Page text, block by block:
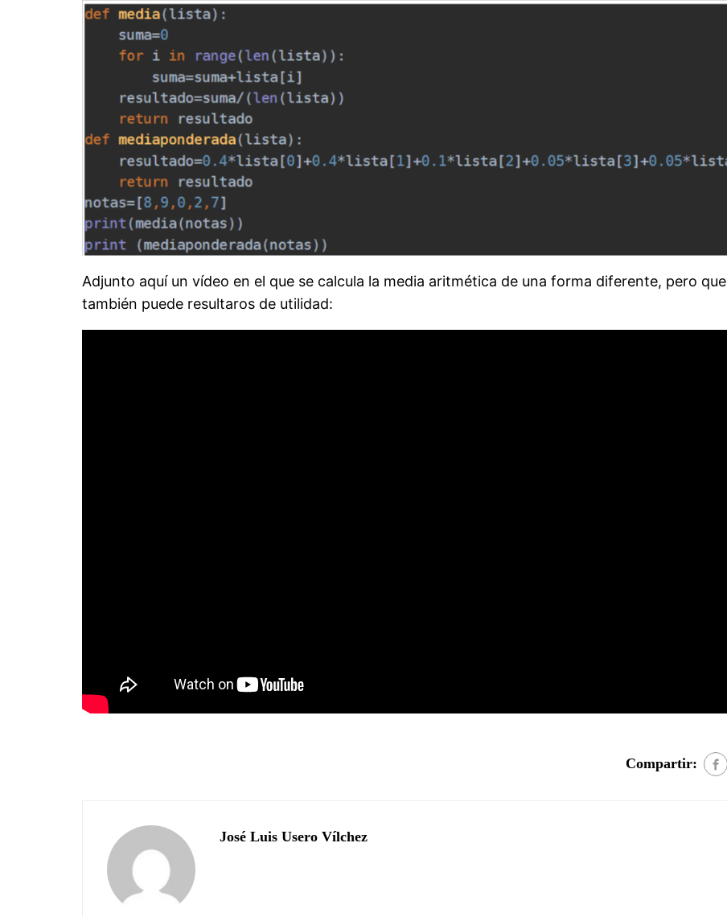
Adjunto aquí un vídeo en el que se calcula la media aritmética de una forma diferente, pero que
también puede resultaros de utilidad:
Compartir:
José Luis Usero Vílchez